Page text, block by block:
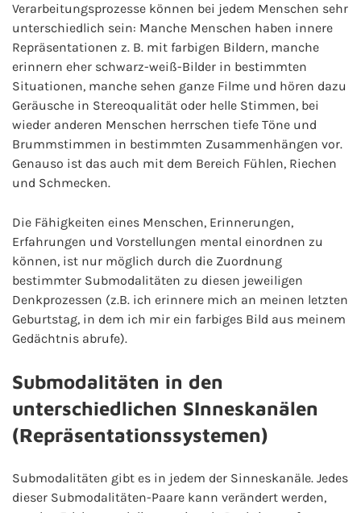
Verarbeitungsprozesse können bei jedem Menschen sehr
unterschiedlich sein: Manche Menschen haben innere
Repräsentationen z. B. mit farbigen Bildern, manche
erinnern eher schwarz-weiß-Bilder in bestimmten
Situationen, manche sehen ganze Filme und hören dazu
Geräusche in Stereoqualität oder helle Stimmen, bei
wieder anderen Menschen herrschen tiefe Töne und
Brummstimmen in bestimmten Zusammenhängen vor.
Genauso ist das auch mit dem Bereich Fühlen, Riechen
und Schmecken.
Die Fähigkeiten eines Menschen, Erinnerungen,
Erfahrungen und Vorstellungen mental einordnen zu
können, ist nur möglich durch die Zuordnung
bestimmter Submodalitäten zu diesen jeweiligen
Denkprozessen (z.B. ich erinnere mich an meinen letzten
Geburtstag, in dem ich mir ein farbiges Bild aus meinem
Gedächtnis abrufe).
Submodalitäten in den
unterschiedlichen SInneskanälen
(Repräsentationssystemen)
Submodalitäten gibt es in jedem der Sinneskanäle. Jedes
dieser Submodalitäten-Paare kann verändert werden,